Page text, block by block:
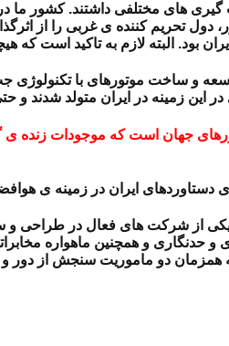
گیری های مختلفی داشتند. کشور
تحریم کننده ی غربی را از
بود. البته لازم به تاکید است که
و ساخت موتورهای با
در این زمینه در ایران متولد
جهان است که موجودات زنده ی
دستاوردهای ایران در زمینه ی
از شرکت های فعال در طراحی و
و حدنگاری و همچنین ماهواره
دو ماموریت سنجش از دور و